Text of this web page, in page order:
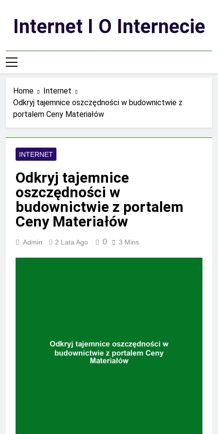
contentInternet I O Internecie
Home
Internet
Odkryj tajemnice oszczędności w budownictwie z
portalem Ceny Materiałów
INTERNET
Odkryj tajemnice
oszczędności w
budownictwie z portalem
Ceny Materiałów
Admin 2 Lata Ago 0 3 Mins